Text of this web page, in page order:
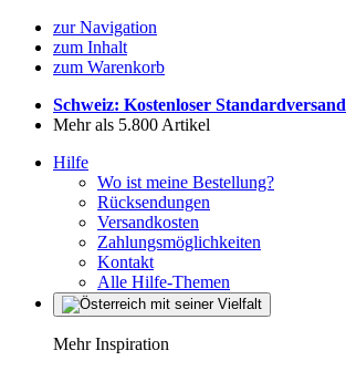
zur Navigation
zum Inhalt
zum Warenkorb
Schweiz: Kostenloser Standardversand
Mehr als 5.800 Artikel
Hilfe
Wo ist meine Bestellung?
Rücksendungen
Versandkosten
Zahlungsmöglichkeiten
Kontakt
Alle Hilfe-Themen
Mehr Inspiration